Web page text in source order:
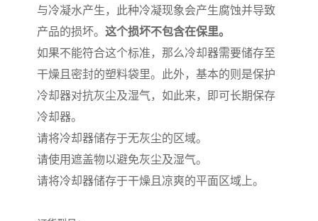
与冷凝水产生，此种冷凝现象会产生腐蚀并导致
产品的损坏。 这个损坏不包含在保里。
如果不能符合这个标准，那么冷却器需要储存至
干燥且密封的塑料袋里。此外，基本的则是保护
冷却器对抗灰尘及湿气，如此来，即可长期保存
冷却器。
请将冷却器储存于无灰尘的区域。
请使用遮盖物以避免灰尘及湿气。
请将冷却器储存于干燥且凉爽的平面区域上。